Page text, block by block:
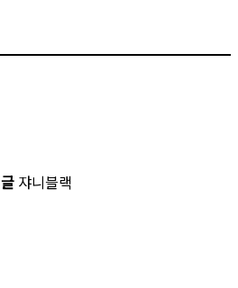
글쟈니블랙